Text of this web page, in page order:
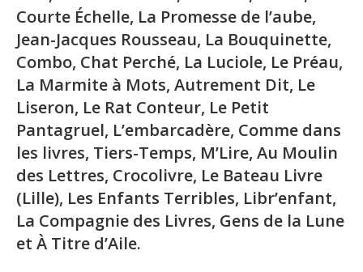
Courte Échelle, La Promesse de l’aube,
Jean-Jacques Rousseau, La Bouquinette,
Combo, Chat Perché, La Luciole, Le Préau,
La Marmite à Mots, Autrement Dit, Le
Liseron, Le Rat Conteur, Le Petit
Pantagruel, L’embarcadère, Comme dans
les livres, Tiers-Temps, M’Lire, Au Moulin
des Lettres, Crocolivre, Le Bateau Livre
(Lille), Les Enfants Terribles, Libr’enfant,
La Compagnie des Livres, Gens de la Lune
et À Titre d’Aile.